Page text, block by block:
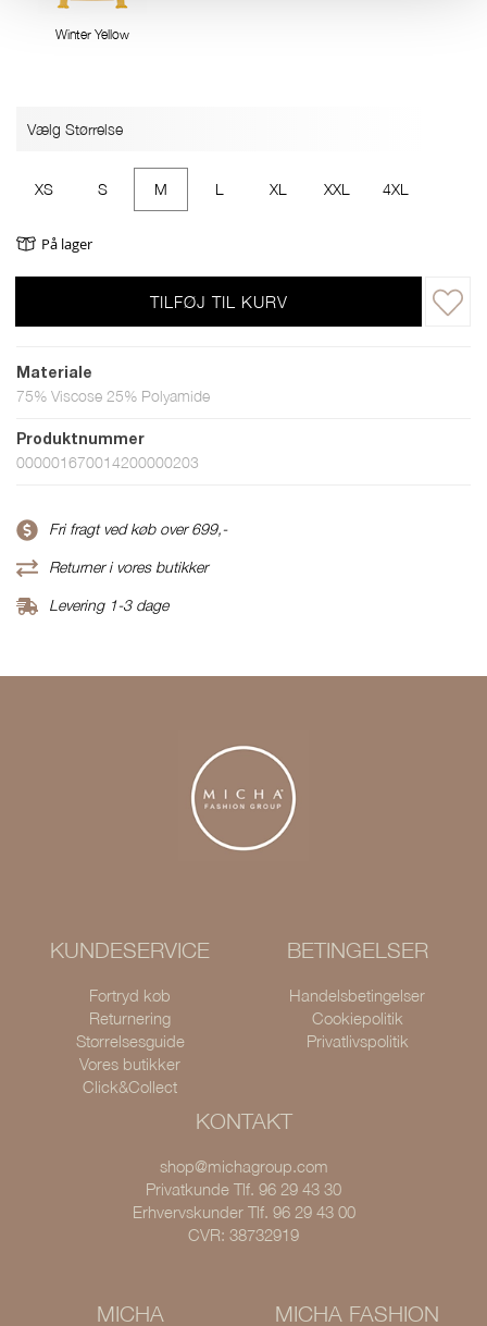
Winter Yellow
Vælg Størrelse
XS S M L XL XXL 4XL
På lager
TILFØJ TIL KURV
Materiale
75% Viscose 25% Polyamide
Produktnummer
000001670014200000203
Fri fragt ved køb over 699,-
Returner i vores butikker
Levering 1-3 dage
KUNDESERVICE
Fortryd køb
Returnering
Størrelsesguide
Vores butikker
Click&Collect
BETINGELSER
Handelsbetingelser
Cookiepolitik
Privatlivspolitik
KONTAKT
shop@michagroup.com
Privatkunde Tlf. 96 29 43 30
Erhvervskunder Tlf. 96 29 43 00
CVR: 38732919
MICHA
MICHA FASHION